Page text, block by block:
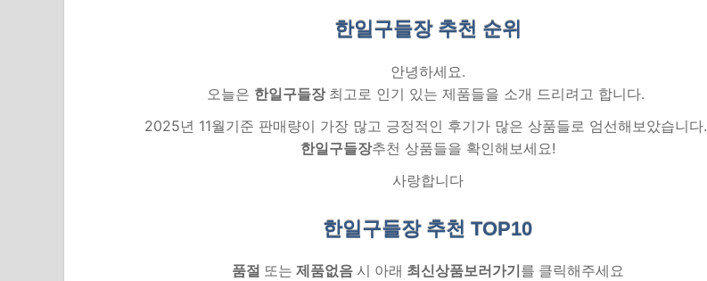
한일구들장 추천 순위
안녕하세요.
오늘은 한일구들장 최고로 인기 있는 제품들을 소개 드리려고 합니다.
2025년 11월기준 판매량이 가장 많고 긍정적인 후기가 많은 상품들로 엄선해보았습니다.
한일구들장추천 상품들을 확인해보세요!
사랑합니다
한일구들장 추천 TOP10
품절 또는 제품없음시 아래 최신상품보러가기 를 클릭해주세요